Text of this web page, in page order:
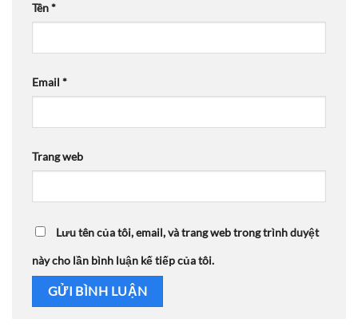
Tên*
Email *
Trang web
Lưu tên của tôi, email, và trang web trong trình duyệt
này cho lần bình luận kế tiếp của tôi.